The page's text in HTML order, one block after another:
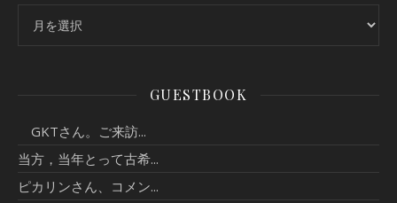
GUESTBOOK
GKTさん。ご来訪...
当方，当年とって古希...
ピカリンさん、コメン...